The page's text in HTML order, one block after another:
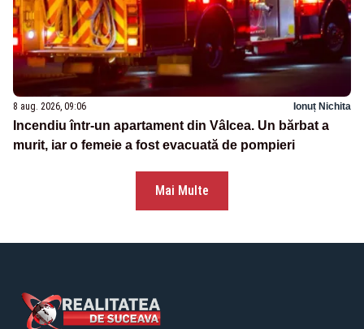
8 aug. 2026, 09:06 Ionuț Nichita
Incendiu într-un apartament din Vâlcea. Un bărbat a
murit, iar o femeie a fost evacuată de pompieri
Mai Multe